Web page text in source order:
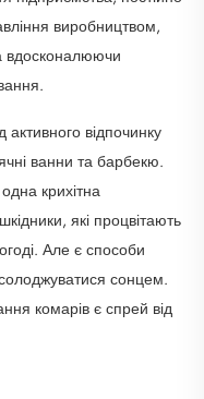
виробництвом,
вдосконалюючи
відпочинку
ванни та барбекю.
крихітна
які процвітають
Але є способи
сонцем.
комарів є спрей від